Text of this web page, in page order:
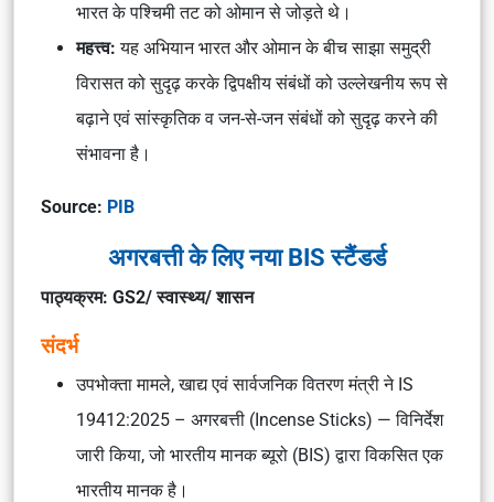
भारत के पश्चिमी तट को ओमान से जोड़ते थे।
महत्त्व: यह अभियान भारत और ओमान के बीच साझा समुद्री
विरासत को सुदृढ़ करके द्विपक्षीय संबंधों को उल्लेखनीय रूप से
बढ़ाने एवं सांस्कृतिक व जन-से-जन संबंधों को सुदृढ़ करने की
संभावना है।
Source: PIB
अगरबत्ती के लिए नया BIS स्टैंडर्ड
पाठ्यक्रम: GS2/ स्वास्थ्य/ शासन
संदर्भ
उपभोक्ता मामले, खाद्य एवं सार्वजनिक वितरण मंत्री ने IS
19412:2025 – अगरबत्ती (Incense Sticks) — विनिर्देश
जारी किया, जो भारतीय मानक ब्यूरो (BIS) द्वारा विकसित एक
भारतीय मानक है।